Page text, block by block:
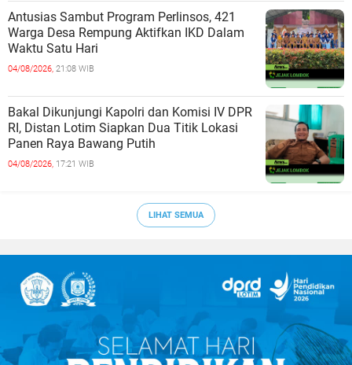
Antusias Sambut Program Perlinsos, 421
Warga Desa Rempung Aktifkan IKD Dalam
Waktu Satu Hari
04/08/2026, 21:08 WIB
Bakal Dikunjungi Kapolri dan Komisi IV DPR
RI, Distan Lotim Siapkan Dua Titik Lokasi
Panen Raya Bawang Putih
04/08/2026, 17:21 WIB
LIHAT SEMUA